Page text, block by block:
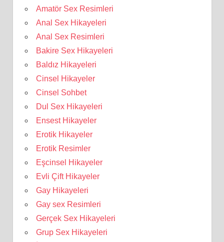
Amatör Sex Resimleri
Anal Sex Hikayeleri
Anal Sex Resimleri
Bakire Sex Hikayeleri
Baldız Hikayeleri
Cinsel Hikayeler
Cinsel Sohbet
Dul Sex Hikayeleri
Ensest Hikayeler
Erotik Hikayeler
Erotik Resimler
Eşcinsel Hikayeler
Evli Çift Hikayeler
Gay Hikayeleri
Gay sex Resimleri
Gerçek Sex Hikayeleri
Grup Sex Hikayeleri